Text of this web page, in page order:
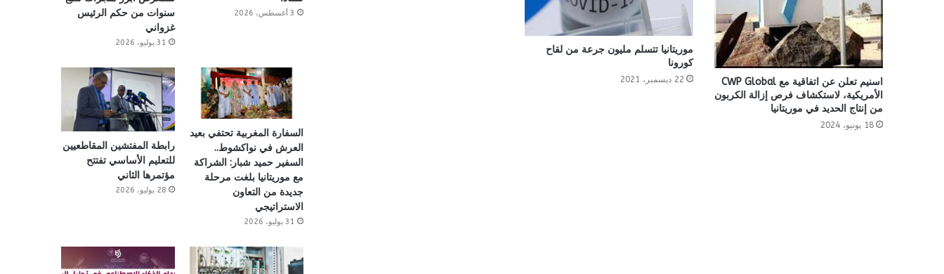
اسنيم تعلن عن اتفاقية مع CWP Global
الأمريكية، لاستكشاف فرص إزالة الكربون
من إنتاج الحديد في موريتانيا
18 يونيو، 2024
موريتانيا تتسلم مليون جرعة من لقاح
كورونا
22 ديسمبر، 2021
3 أغسطس، 2026
سنوات من حكم الرئيس
غزواني
31 يوليو، 2026
السفارة المغربية تحتفي بعيد
العرش في نواكشوط..
السفير حميد شبار: الشراكة
مع موريتانيا بلغت مرحلة
جديدة من التعاون
الاستراتيجي
31 يوليو، 2026
رابطة المفتشين المقاطعيين
للتعليم الأساسي تفتتح
مؤتمرها الثاني
28 يوليو، 2026